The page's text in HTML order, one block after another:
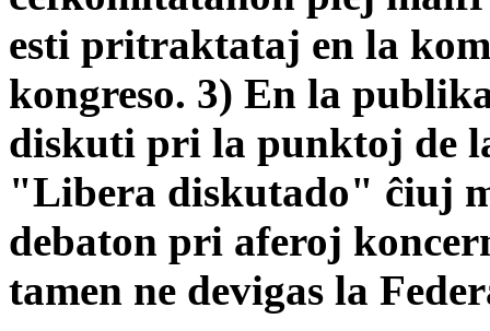
esti pritraktataj en la
kongreso. 3) En la
diskuti pri la punktoj de
"Libera diskutado" ĉiuj
debaton pri aferoj
tamen ne devigas la